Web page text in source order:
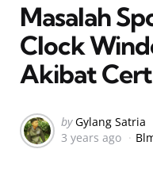
Masalah
Clock
Akibat
Posted
by
by Gylang Satria
3 years ago